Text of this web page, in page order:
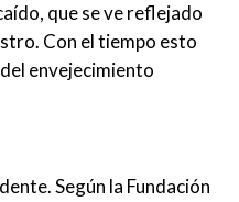
que se ve reflejado
Con el tiempo esto
envejecimiento
Según la Fundación